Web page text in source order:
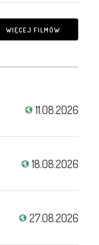
WIĘCEJ FILMÓW
11.08.2026
18.08.2026
27.08.2026